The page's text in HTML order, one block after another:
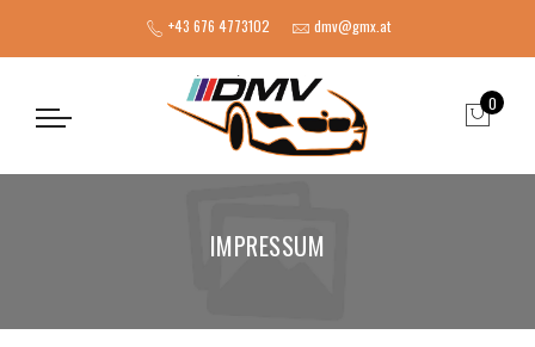
+43 676 4773102 dmv@gmx.at
0
IMPRESSUM